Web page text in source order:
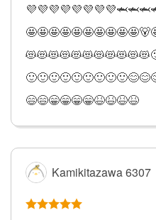
😄😄😁😁😁😁😆😆😆😆
Kamikitazawa 6307